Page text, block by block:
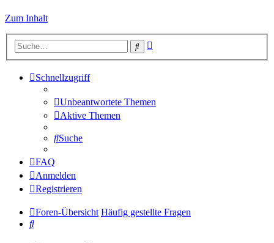
Zum Inhalt
Suche
Schnellzugriff
Unbeantwortete Themen
Aktive Themen
Suche
FAQ
Anmelden
Registrieren
Foren-Übersicht Häufig gestellte Fragen
Suche